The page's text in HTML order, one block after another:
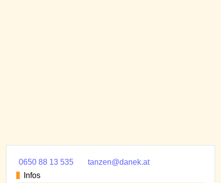
0650 88 13 535
tanzen@danek.at
Infos